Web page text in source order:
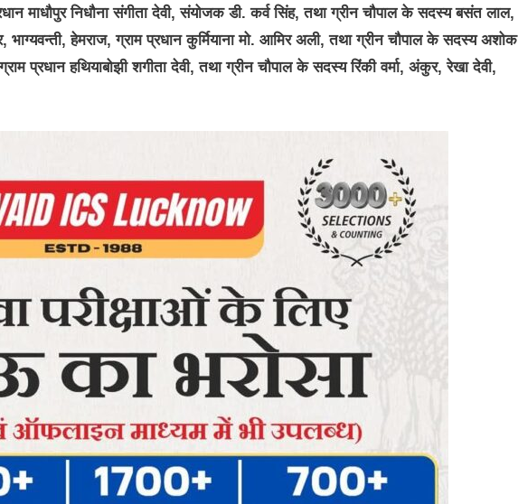
माधौपुर निधौना संगीता देवी, संयोजक डी. कर्व सिंह, तथा ग्रीन चौपाल के सदस्य बसंत लाल,
भाग्यवन्ती, हेमराज, ग्राम प्रधान कुर्मियाना मो. आमिर अली, तथा ग्रीन चौपाल के सदस्य अशोक
प्रधान हथियाबोझी शगीता देवी, तथा ग्रीन चौपाल के सदस्य रिंकी वर्मा, अंकुर, रेखा देवी,